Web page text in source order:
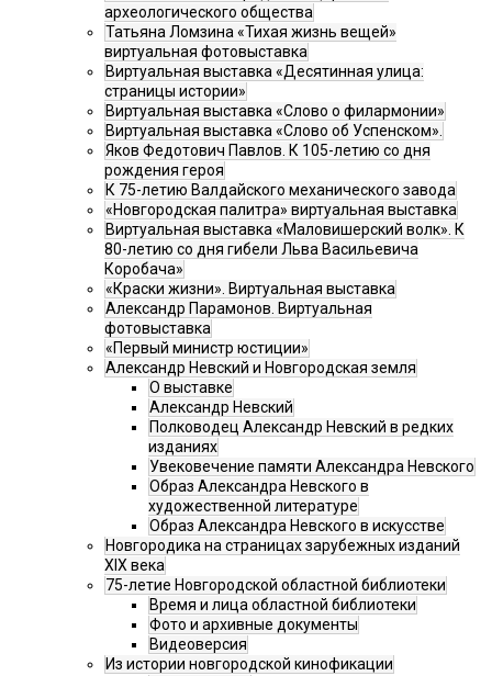
археологического общества
Татьяна Ломзина «Тихая жизнь вещей»
виртуальная фотовыставка
Виртуальная выставка «Десятинная улица:
страницы истории»
Виртуальная выставка «Слово о филармонии»
Виртуальная выставка «Слово об Успенском».
Яков Федотович Павлов. К 105-летию со дня
рождения героя
К 75-летию Валдайского механического завода
«Новгородская палитра» виртуальная выставка
Виртуальная выставка «Маловишерский волк». К
80-летию со дня гибели Льва Васильевича
Коробача»
«Краски жизни». Виртуальная выставка
Александр Парамонов. Виртуальная
фотовыставка
«Первый министр юстиции»
Александр Невский и Новгородская земля
О выставке
Александр Невский
Полководец Александр Невский в редких
изданиях
Увековечение памяти Александра Невского
Образ Александра Невского в
художественной литературе
Образ Александра Невского в искусстве
Новгородика на страницах зарубежных изданий
XIX века
75-летие Новгородской областной библиотеки
Время и лица областной библиотеки
Фото и архивные документы
Видеоверсия
Из истории новгородской кинофикации